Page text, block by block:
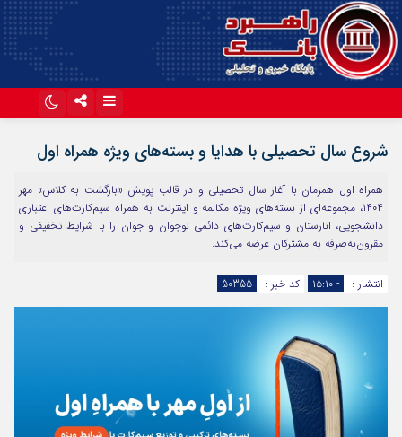
شروع سال تحصیلی با هدایا و بسته‌های ویژه همراه اول
همراه اول همزمان با آغاز سال تحصیلی و در قالب پویش «بازگشت به کلاس» مهر
۱۴۰۴، مجموعه‌ای از بسته‌های ویژه مکالمه و اینترنت به همراه سیم‌کارت‌های اعتباری
دانشجویی، انارستان و سیم‌کارت‌های دائمی نوجوان و جوان را با شرایط تخفیفی و
مقرون‌به‌صرفه به مشترکان عرضه می‌کند.
انتشار : - ۱۵:۱۰ کد خبر : 50355